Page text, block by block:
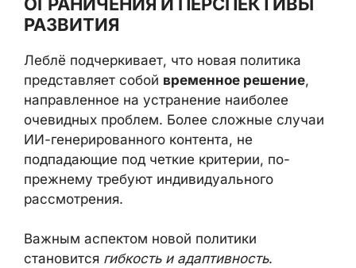
РАЗВИТИЯ
Леблё подчеркивает, что новая политика
представляет собой временное решение,
направленное на устранение наиболее
очевидных проблем. Более сложные случаи
ИИ-генерированного контента, не
подпадающие под четкие критерии, по-
прежнему требуют индивидуального
рассмотрения.
Важным аспектом новой политики
становится гибкость и адаптивность.